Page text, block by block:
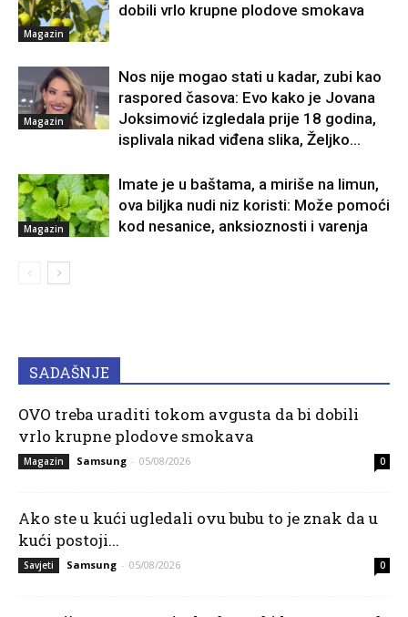
Magazin
dobili vrlo krupne plodove smokava
Magazin
Nos nije mogao stati u kadar, zubi kao
raspored časova: Evo kako je Jovana
Joksimović izgledala prije 18 godina,
isplivala nikad viđena slika, Željko...
Magazin
Imate je u baštama, a miriše na limun,
ova biljka nudi niz koristi: Može pomoći
kod nesanice, anksioznosti i varenja
SADAŠNJE
OVO treba uraditi tokom avgusta da bi dobili
vrlo krupne plodove smokava
Magazin Samsung - 05/08/2026 0
Ako ste u kući ugledali ovu bubu to je znak da u
kući postoji...
Savjeti Samsung - 05/08/2026 0